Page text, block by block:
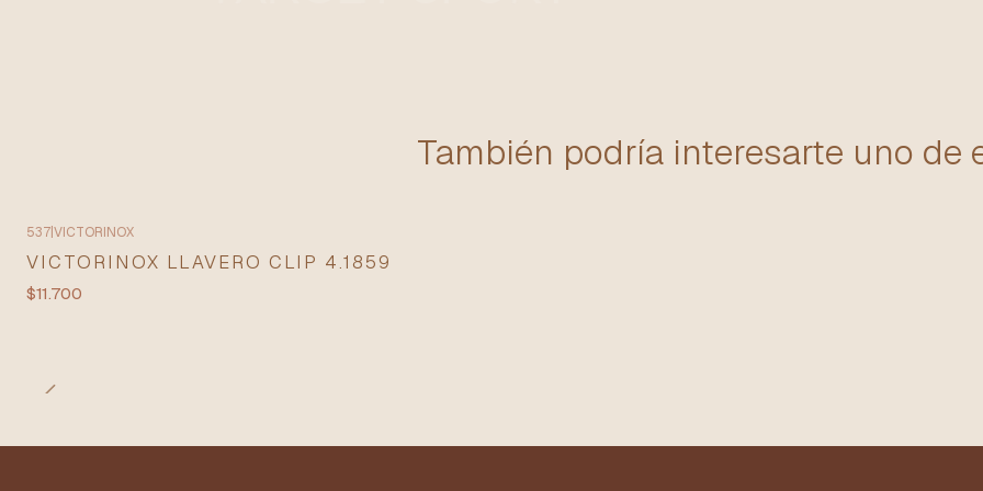
También podría interesarte uno de
537VICTORINOX
VICTORINOX LLAVERO CLIP 4.1859
$11.700